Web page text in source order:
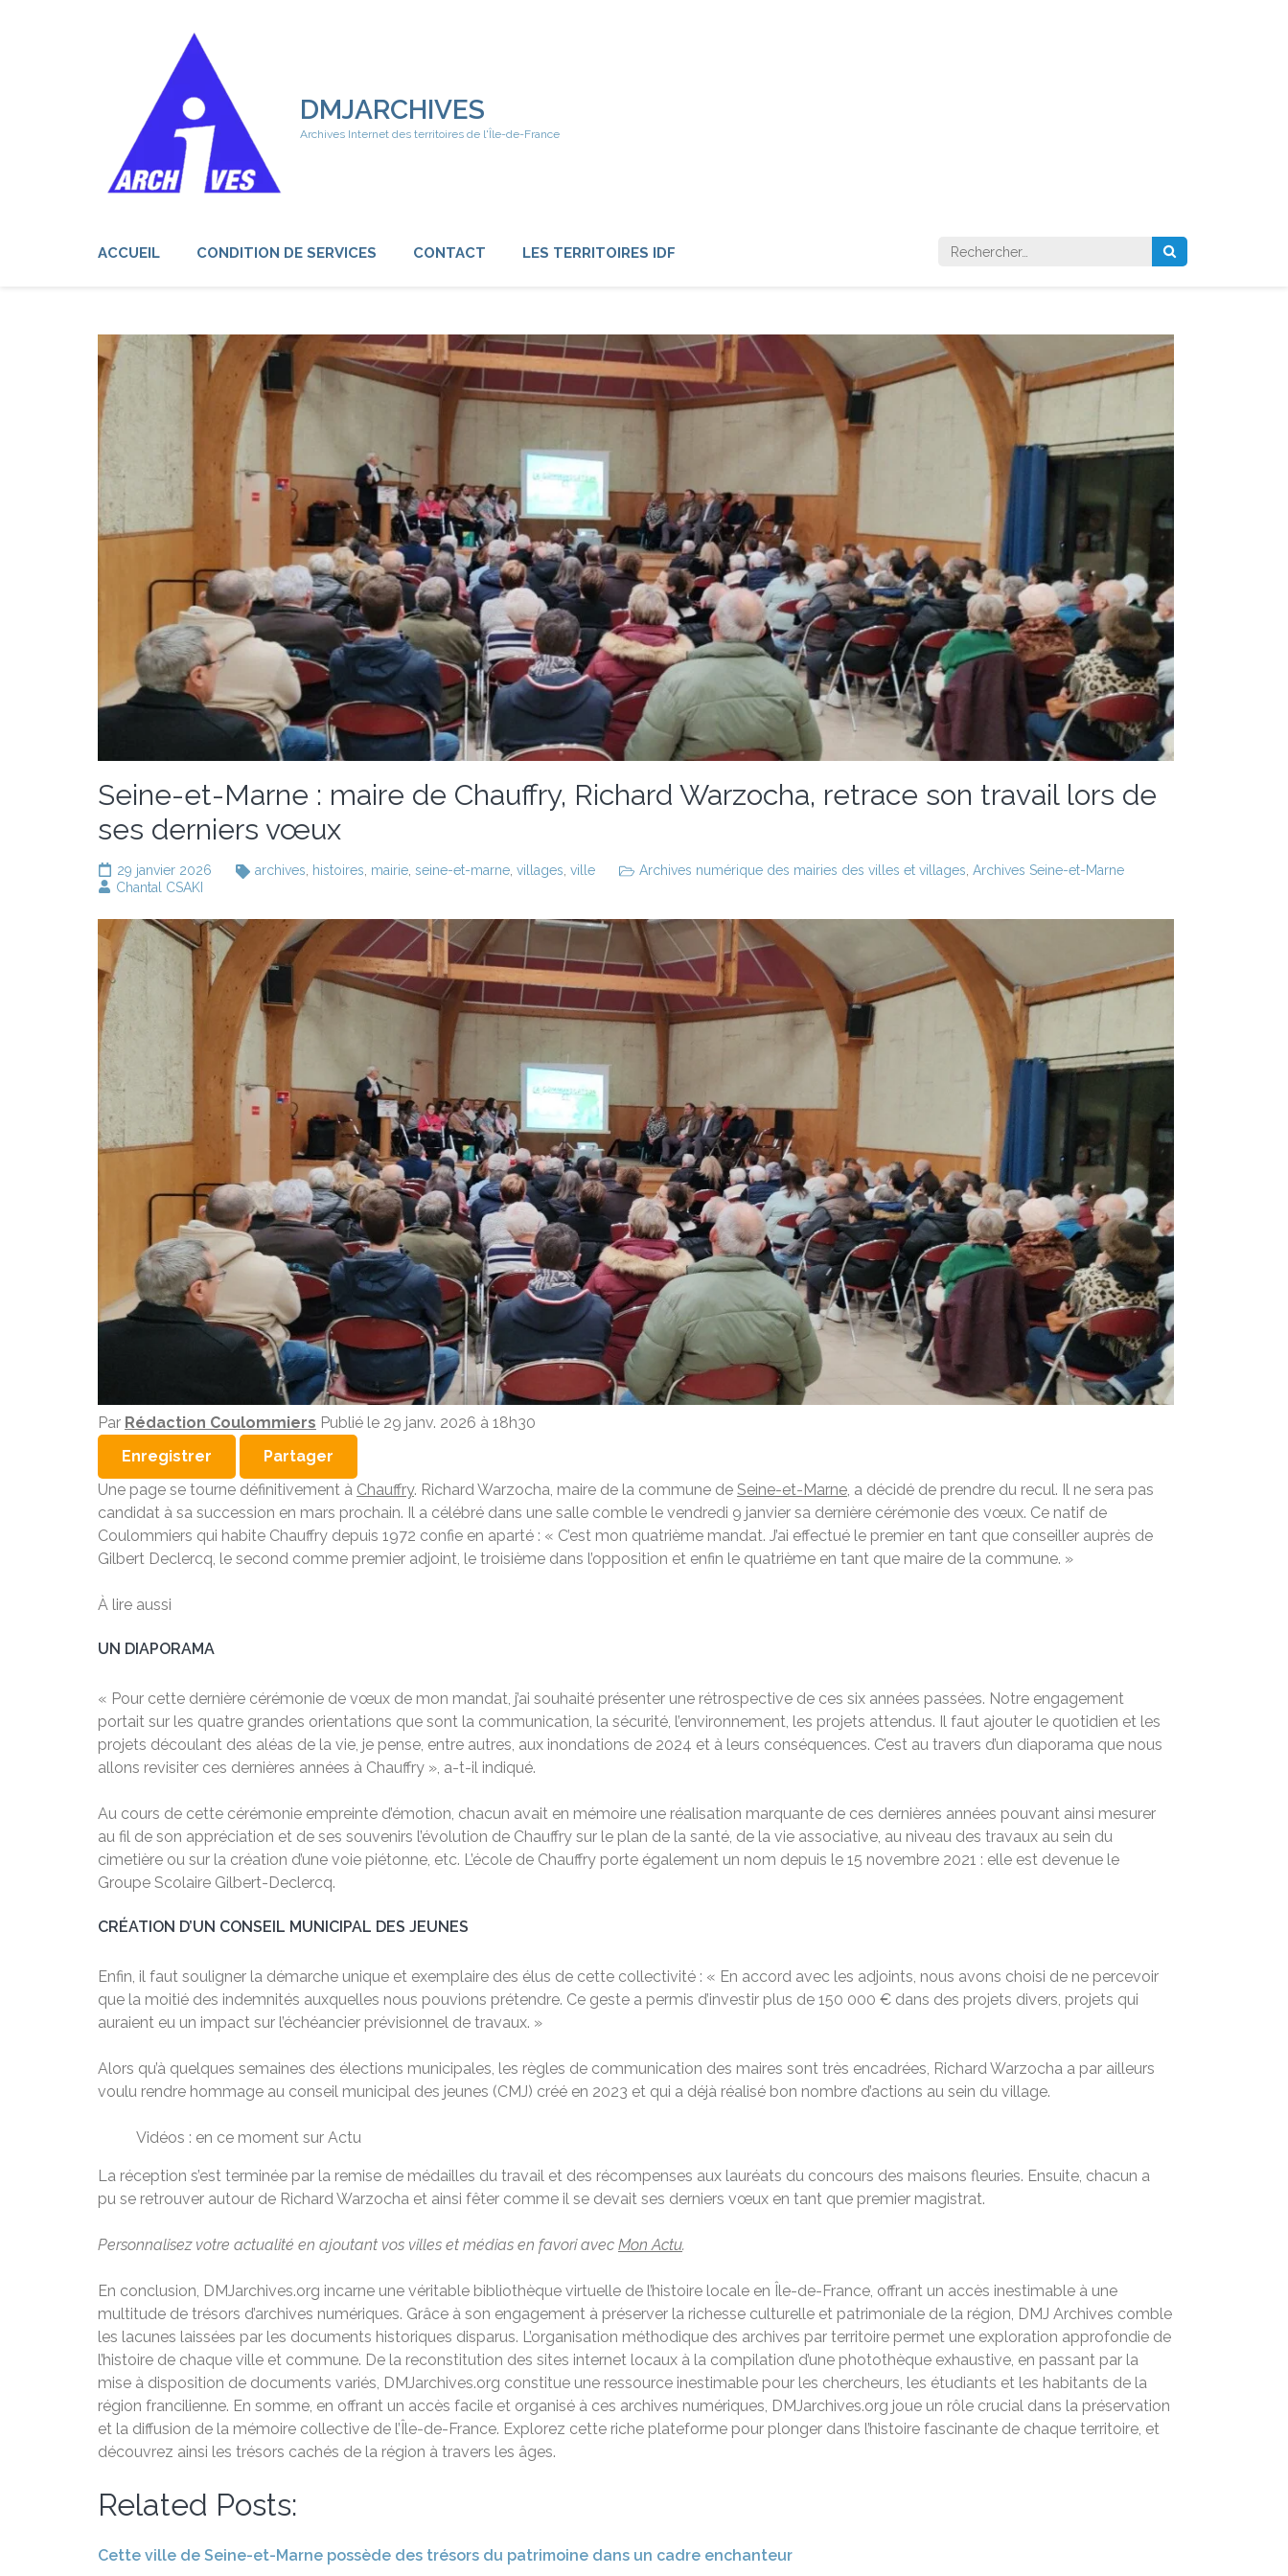
DMJARCHIVES
Archives Internet des territoires de l'Île-de-France
ACCUEIL CONDITION DE SERVICES CONTACT LES TERRITOIRES IDF Rechercher :
Seine-et-Marne : maire de Chauffry, Richard Warzocha, retrace son travail lors de
ses derniers vœux
29 janvier 2026 archives, histoires, mairie, seine-et-marne, villages, ville Archives numérique des mairies des villes et villages, Archives Seine-et-Marne
Chantal CSAKI
Par Rédaction Coulommiers Publié le 29 janv. 2026 à 18h30
Enregistrer
Partager
Une page se tourne définitivement à Chauffry. Richard Warzocha, maire de la commune de Seine-et-Marne , a décidé de prendre du recul. Il ne sera pas
candidat à sa succession en mars prochain. Il a célébré dans une salle comble le vendredi 9 janvier sa dernière cérémonie des vœux. Ce natif de
Coulommiers qui habite Chauffry depuis 1972 confie en aparté : « C’est mon quatrième mandat. J’ai effectué le premier en tant que conseiller auprès de
Gilbert Declercq, le second comme premier adjoint, le troisième dans l’opposition et enfin le quatrième en tant que maire de la commune. »
À lire aussi
UN DIAPORAMA
« Pour cette dernière cérémonie de vœux de mon mandat, j’ai souhaité présenter une rétrospective de ces six années passées. Notre engagement
portait sur les quatre grandes orientations que sont la communication, la sécurité, l’environnement, les projets attendus. Il faut ajouter le quotidien et les
projets découlant des aléas de la vie, je pense, entre autres, aux inondations de 2024 et à leurs conséquences. C’est au travers d’un diaporama que nous
allons revisiter ces dernières années à Chauffry », a-t-il indiqué.
Au cours de cette cérémonie empreinte d’émotion, chacun avait en mémoire une réalisation marquante de ces dernières années pouvant ainsi mesurer
au fil de son appréciation et de ses souvenirs l’évolution de Chauffry sur le plan de la santé, de la vie associative, au niveau des travaux au sein du
cimetière ou sur la création d’une voie piétonne, etc. L’école de Chauffry porte également un nom depuis le 15 novembre 2021 : elle est devenue le
Groupe Scolaire Gilbert-Declercq.
CRÉATION D’UN CONSEIL MUNICIPAL DES JEUNES
Enfin, il faut souligner la démarche unique et exemplaire des élus de cette collectivité : « En accord avec les adjoints, nous avons choisi de ne percevoir
que la moitié des indemnités auxquelles nous pouvions prétendre. Ce geste a permis d’investir plus de 150 000 € dans des projets divers, projets qui
auraient eu un impact sur l’échéancier prévisionnel de travaux. »
Alors qu’à quelques semaines des élections municipales, les règles de communication des maires sont très encadrées, Richard Warzocha a par ailleurs
voulu rendre hommage au conseil municipal des jeunes (CMJ) créé en 2023 et qui a déjà réalisé bon nombre d’actions au sein du village.
Vidéos : en ce moment sur Actu
La réception s’est terminée par la remise de médailles du travail et des récompenses aux lauréats du concours des maisons fleuries. Ensuite, chacun a
pu se retrouver autour de Richard Warzocha et ainsi fêter comme il se devait ses derniers vœux en tant que premier magistrat.
Personnalisez votre actualité en ajoutant vos villes et médias en favori avec Mon Actu.
En conclusion, DMJarchives.org incarne une véritable bibliothèque virtuelle de l’histoire locale en Île-de-France, offrant un accès inestimable à une
multitude de trésors d’archives numériques. Grâce à son engagement à préserver la richesse culturelle et patrimoniale de la région, DMJ Archives comble
les lacunes laissées par les documents historiques disparus. L’organisation méthodique des archives par territoire permet une exploration approfondie de
l’histoire de chaque ville et commune. De la reconstitution des sites internet locaux à la compilation d’une photothèque exhaustive, en passant par la
mise à disposition de documents variés, DMJarchives.org constitue une ressource inestimable pour les chercheurs, les étudiants et les habitants de la
région francilienne. En somme, en offrant un accès facile et organisé à ces archives numériques, DMJarchives.org joue un rôle crucial dans la préservation
et la diffusion de la mémoire collective de l’Île-de-France. Explorez cette riche plateforme pour plonger dans l’histoire fascinante de chaque territoire, et
découvrez ainsi les trésors cachés de la région à travers les âges.
Related Posts:
Cette ville de Seine-et-Marne possède des trésors du patrimoine dans un cadre enchanteur